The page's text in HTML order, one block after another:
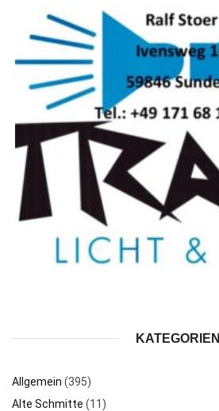
KATEGORIEN
Allgemein (395)
Alte Schmitte (11)